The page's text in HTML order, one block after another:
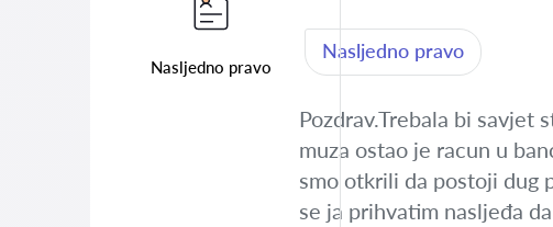
Nasljedno pravo
Nasljedno pravo
Pozdrav.Trebala bi savjet
muza ostao je racun u
smo otkrili da postoji dug
se ja prihvatim nasljeđa